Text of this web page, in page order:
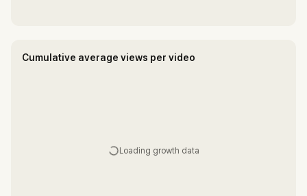
Cumulative average views per video
Loading growth data